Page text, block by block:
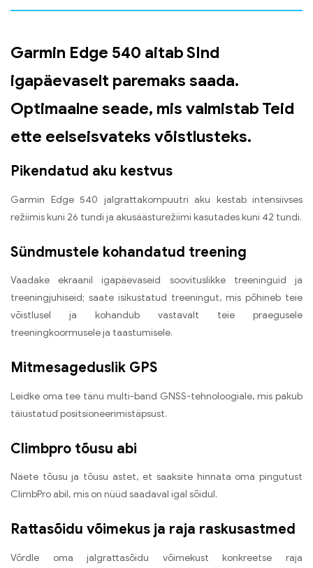
Garmin Edge 540 aitab SInd
igapäevaselt paremaks saada.
Optimaalne seade, mis valmistab Teid
ette eelseisvateks võistlusteks.
Pikendatud aku kestvus
Garmin Edge 540 jalgrattakompuutri aku kestab intensiivses
režiimis kuni 26 tundi ja akusäästurežiimi kasutades kuni 42 tundi.
Sündmustele kohandatud treening
Vaadake ekraanil igapäevaseid soovituslikke treeninguid ja
treeningjuhiseid; saate isikustatud treeningut, mis põhineb teie
võistlusel ja kohandub vastavalt teie praegusele
treeningkoormusele ja taastumisele.
Mitmesageduslik GPS
Leidke oma tee tänu multi-band GNSS-tehnoloogiale, mis pakub
täiustatud positsioneerimistäpsust.
Climbpro tõusu abi
Näete tõusu ja tõusu astet, et saaksite hinnata oma pingutust
ClimbPro abil, mis on nüüd saadaval igal sõidul.
Rattasõidu võimekus ja raja raskusastmed
Võrdle oma jalgrattasõidu võimekust konkreetse raja